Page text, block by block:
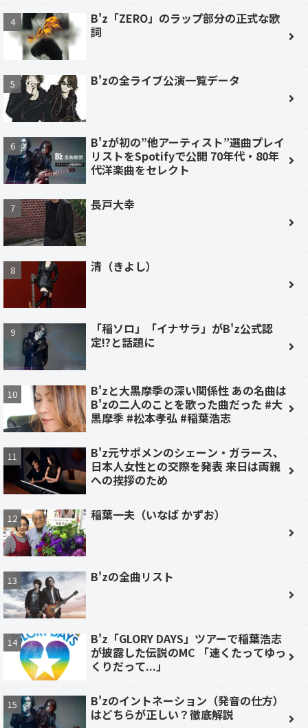
B'z「ZERO」のラップ部分の正式な歌
詞
B'zの全ライブ公演一覧データ
B'zが初の”他アーティスト”選曲プレイ
リストをSpotifyで公開 70年代・80年
代洋楽曲をセレクト
長戸大幸
清（きよし）
「稲ソロ」「イナサラ」がB'z公式認
定!?と話題に
B'zと大黒摩季の深い関係性 あの名曲は
B'zの二人のことを歌った曲だった #大
黒摩季 #松本孝弘 #稲葉浩志
B'z元サポメンのシェーン・ガラース、
日本人女性との交際を発表 来日は両親
への挨拶のため
稲葉一夫（いなば かずお）
B'zの全曲リスト
B'z「GLORY DAYS」ツアーで稲葉浩志
が披露した伝説のMC 「速くたってゆっ
くりだって...」
B'zのイントネーション（発音の仕方）
はどちらが正しい？徹底解説